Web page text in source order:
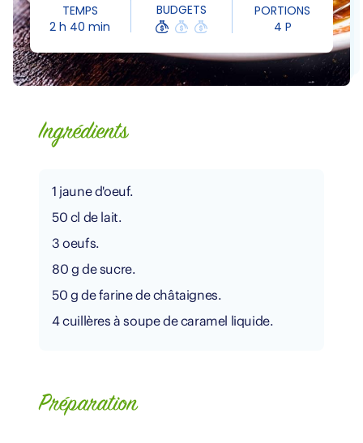
TEMPS
2 h 40 min
BUDGETS
PORTIONS
4 P
Ingrédients
1 jaune d'oeuf.
50 cl de lait.
3 oeufs.
80 g de sucre.
50 g de farine de châtaignes.
4 cuillères à soupe de caramel liquide.
Préparation